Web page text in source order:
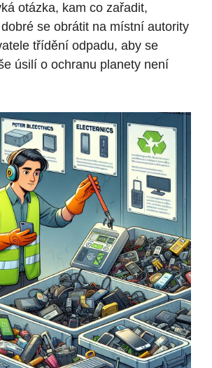
otázka, kam co zařadit,
se obrátit na místní autority
třídění odpadu, aby se
úsilí o ochranu planety není